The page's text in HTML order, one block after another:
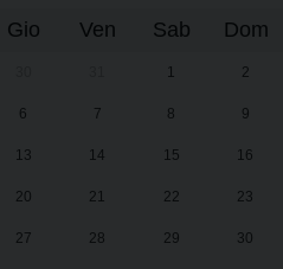
Gio Ven Sab Dom
1 2
6 7 8 9
13 14 15 16
20 21 22 23
27 28 29 30